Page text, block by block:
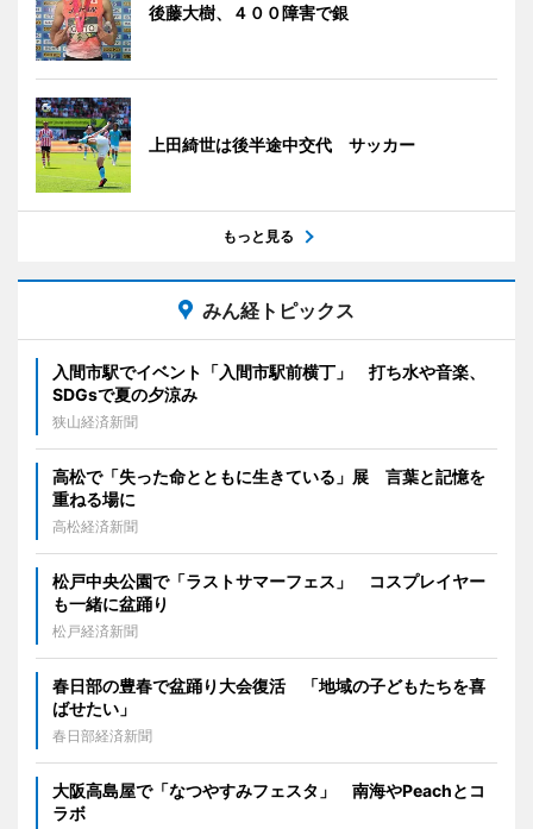
後藤大樹、４００障害で銀
上田綺世は後半途中交代 サッカー
もっと見る
みん経トピックス
入間市駅でイベント「入間市駅前横丁」 打ち水や音楽、
SDGsで夏の夕涼み
狭山経済新聞
高松で「失った命とともに生きている」展 言葉と記憶を
重ねる場に
高松経済新聞
松戸中央公園で「ラストサマーフェス」 コスプレイヤー
も一緒に盆踊り
松戸経済新聞
春日部の豊春で盆踊り大会復活 「地域の子どもたちを喜
ばせたい」
春日部経済新聞
大阪高島屋で「なつやすみフェスタ」 南海やPeachとコ
ラボ